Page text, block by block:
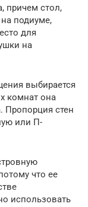
причем стол,
подиуме,
для
на
выбирается
комнат она
Пропорция стен
или П-
что ее
использовать